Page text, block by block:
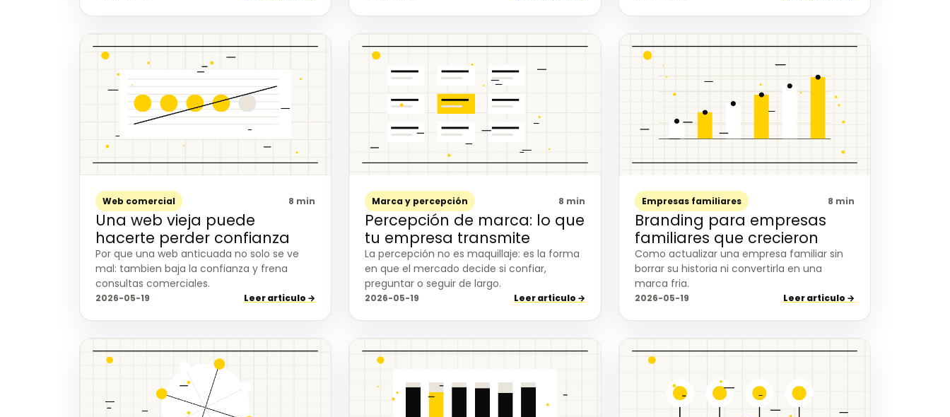
Web comercial 8 min
Una web vieja puede
hacerte perder confianza
Por que una web anticuada no solo se ve
mal: tambien baja la confianza y frena
consultas comerciales.
2026-05-19 Leer articulo →
Marca y percepción 8 min
Percepción de marca: lo que
tu empresa transmite
La percepción no es maquillaje: es la forma
en que el mercado decide si confiar,
preguntar o seguir de largo.
2026-05-19 Leer articulo →
Empresas familiares 8 min
Branding para empresas
familiares que crecieron
Como actualizar una empresa familiar sin
borrar su historia ni convertirla en una
marca fria.
2026-05-19 Leer articulo →